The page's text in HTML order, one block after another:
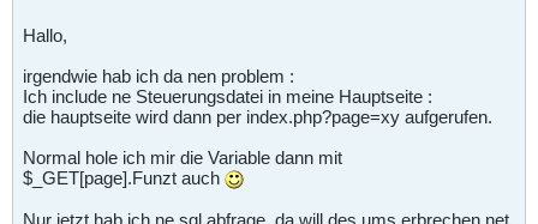
Hallo,
irgendwie hab ich da nen problem :
Ich include ne Steuerungsdatei in meine Hauptseite :
die hauptseite wird dann per index.php?page=xy aufgerufen.
Normal hole ich mir die Variable dann mit
$_GET[page].Funzt auch
Nur jetzt hab ich ne sql abfrage, da will des ums erbrechen net